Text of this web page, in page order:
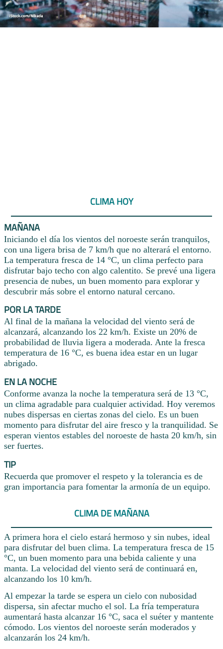
CLIMA HOY
MAÑANA
Iniciando el día los vientos del noroeste serán tranquilos,
con una ligera brisa de 7 km/h que no alterará el entorno.
La temperatura fresca de 14 °C, un clima perfecto para
disfrutar bajo techo con algo calentito. Se prevé una ligera
presencia de nubes, un buen momento para explorar y
descubrir más sobre el entorno natural cercano.
POR LA TARDE
Al final de la mañana la velocidad del viento será de
alcanzará, alcanzando los 22 km/h. Existe un 20% de
probabilidad de lluvia ligera a moderada. Ante la fresca
temperatura de 16 °C, es buena idea estar en un lugar
abrigado.
EN LA NOCHE
Conforme avanza la noche la temperatura será de 13 °C,
un clima agradable para cualquier actividad. Hoy veremos
nubes dispersas en ciertas zonas del cielo. Es un buen
momento para disfrutar del aire fresco y la tranquilidad. Se
esperan vientos estables del noroeste de hasta 20 km/h, sin
ser fuertes.
TIP
Recuerda que promover el respeto y la tolerancia es de
gran importancia para fomentar la armonía de un equipo.
CLIMA DE MAÑANA
A primera hora el cielo estará hermoso y sin nubes, ideal
para disfrutar del buen clima. La temperatura fresca de 15
°C, un buen momento para una bebida caliente y una
manta. La velocidad del viento será de continuará en,
alcanzando los 10 km/h.
Al empezar la tarde se espera un cielo con nubosidad
dispersa, sin afectar mucho el sol. La fría temperatura
aumentará hasta alcanzar 16 °C, saca el suéter y mantente
cómodo. Los vientos del noroeste serán moderados y
alcanzarán los 24 km/h.